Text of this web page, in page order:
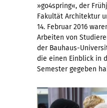
»go4spring«, der
Fakultät Architektur
14. Februar 2016
Arbeiten von
der Bauhaus-
die einen Einblick in
Semester gegeben